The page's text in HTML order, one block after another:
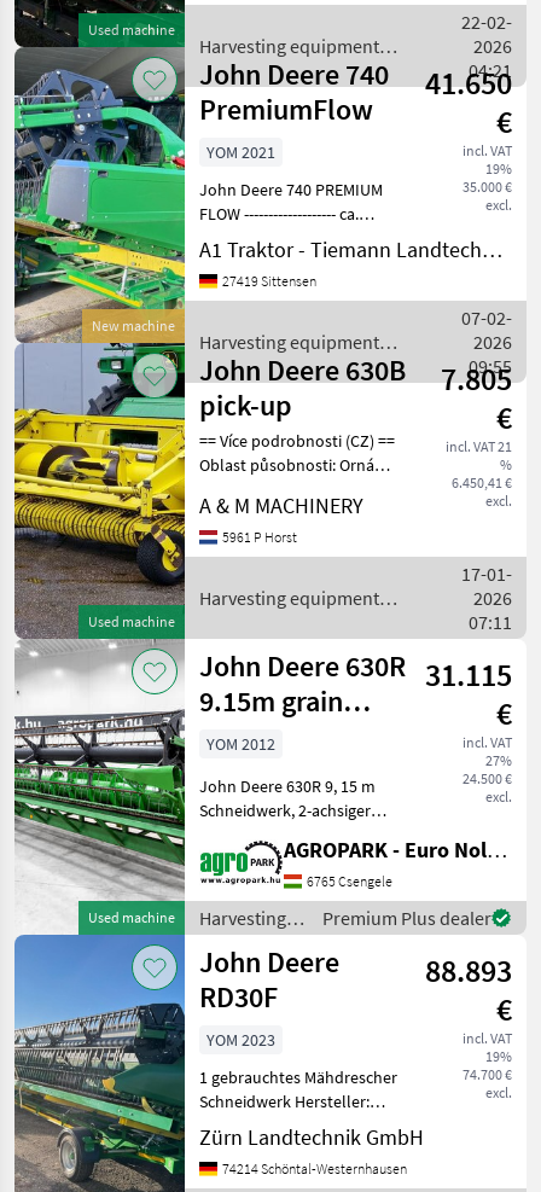
Used machine
Mechanical drive Model y
Harvesting equipment
crop fields / John Deere
22-02-
2026
04:21
New machine
John Deere 740
PremiumFlow
41.650
€
incl. VAT
19%
35.000 €
excl.
YOM 2021
John Deere 740 PREMIUM
FLOW ------------------- ca.
800ha gelaufen
Arbeitsbreite 12, 20 m Incl.
Schneidwerkswagen Zürn --
vorhandenen
A1 Traktor - Tiemann Landtechnik GmbH & Co KG
27419 Sittensen
Harvesting equipment
crop fields / John Deere
07-02-
2026
09:55
Used machine
John Deere 630B
pick-up
7.805
€
incl. VAT 21
%
6.450,41 €
excl.
== Více podrobnosti (CZ) ==
Oblast působnosti: Orná
Tráva a seno Přídavné
zařízení vhodné pro:
Zemědělské stroje Záruka:
A & M MACHINERY
5961 P Horst
Harvesting equipment
17-01-
2026
07:11
Used machine
John Deere 630R
9.15m grain
header with
tandem axle
trailer
31.115
€
incl. VAT
27%
24.500 €
excl.
YOM 2012
John Deere 630R 9, 15 m
Schneidwerk, 2-achsiger
Halmheber, klappbare
Teilungen Baujahr: 2012
Gewicht: 4600 kg
Schneidwerksbreite: 9, 15 m
Transportwag
AGROPARK - Euro Noliker Kft.
6765 Csengele
Harvesting
equipment
crop fields /
John Deere
Premium Plus dealer
John Deere
RD30F
88.893
€
incl. VAT
19%
74.700 €
excl.
YOM 2023
1 gebrauchtes Mähdrescher
Schneidwerk Hersteller:
John Deere Modell: RD 30 F
Hydraflex Baujahr /
Ersteinsatz 2023 Fläche:
Zürn Landtechnik GmbH
74214 Schöntal-Westernhausen